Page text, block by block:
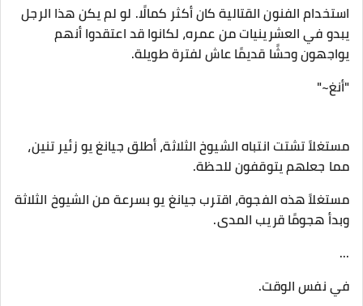
استخدام الفنون القتالية كان أكثر كمالًا. لو لم يكن هذا الرجل
يبدو في العشرينيات من عمره، لكانوا قد اعتقدوا أنهم
يواجهون وحشًا قديمًا عاش لفترة طويلة.
"أنغ~"
مستغلاً تشتت انتباه الشيوخ الثلاثة، أطلق جيانغ يو زئير تنين،
مما جعلهم يتوقفون للحظة.
مستغلاً هذه الفجوة، اقترب جيانغ يو بسرعة من الشيوخ الثلاثة
وبدأ هجومًا قريب المدى.
...
في نفس الوقت.